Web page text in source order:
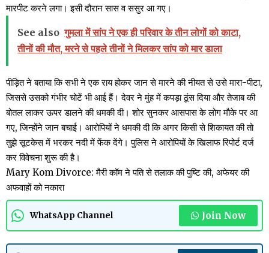
मारपीट करने लगा। इसी दौरान सास व ससुर आ गए।
See also गुमला में सांप ने एक ही परिवार के तीन लोगों को काटा,
तीनों की मौत, मरने से पहले तीनों ने मिलकर सांप को मार डाला
पीड़ित ने बताया कि सभी ने एक राय होकर जान से मारने की नीयत से उसे मारा-पीटा,
जिससे उसको गंभीर चोटें भी आई हैं। देवर ने मुंह में कपड़ा ठूंस दिया और तेजाब की
बोतल लाकर ऊपर डालने की धमकी दी। शोर सुनकर आसपास के लोग मौके पर आ
गए, जिन्होंने जान बचाई। आरोपियों ने धमकी दी कि अगर किसी से शिकायत की तो
तुझे सूटकेस में भरकर नदी में फेंक देंगे। पुलिस ने आरोपियों के खिलाफ रिपोर्ट दर्ज
कर विवेचना शुरू की है।
Mary Kom Divorce: मैरी कॉम ने पति से तलाक की पुष्टि की, अफेयर की
अफवाहों को नकारा
WhatsApp Channel Join Now